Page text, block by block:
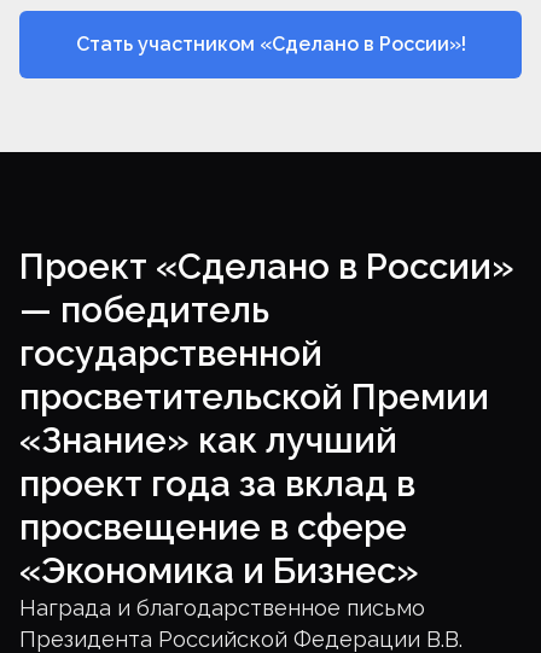
Стать участником «Сделано в России»!
Проект «Сделано в России»
— победитель
государственной
просветительской Премии
«Знание» как лучший
проект года за вклад в
просвещение в сфере
«Экономика и Бизнес»
Награда и благодарственное письмо
Президента Российской Федерации В.В.